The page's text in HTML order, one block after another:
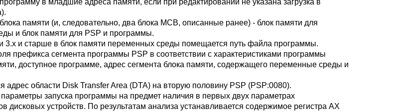
в младшие адреса памяти, если при редактировании не указана загрузка в
памяти (и, следовательно, два блока MCB, описанные ранее) - блок памяти для
и блок памяти для PSP и программы.
3.х и старше в блок памяти переменных среды помещается путь файла программы.
префикса сегмента программы PSP в соответствии с характеристиками программы
доступное программе, адрес сегмента блока памяти, содержащего переменные среды и
адрес области Disk Transfer Area (DTA) на вторую половину PSP (PSP:0080).
запуска программы на предмет наличия в первых двух параметрах
дисковых устройств. По результатам анализа устанавливается содержимое регистра AX